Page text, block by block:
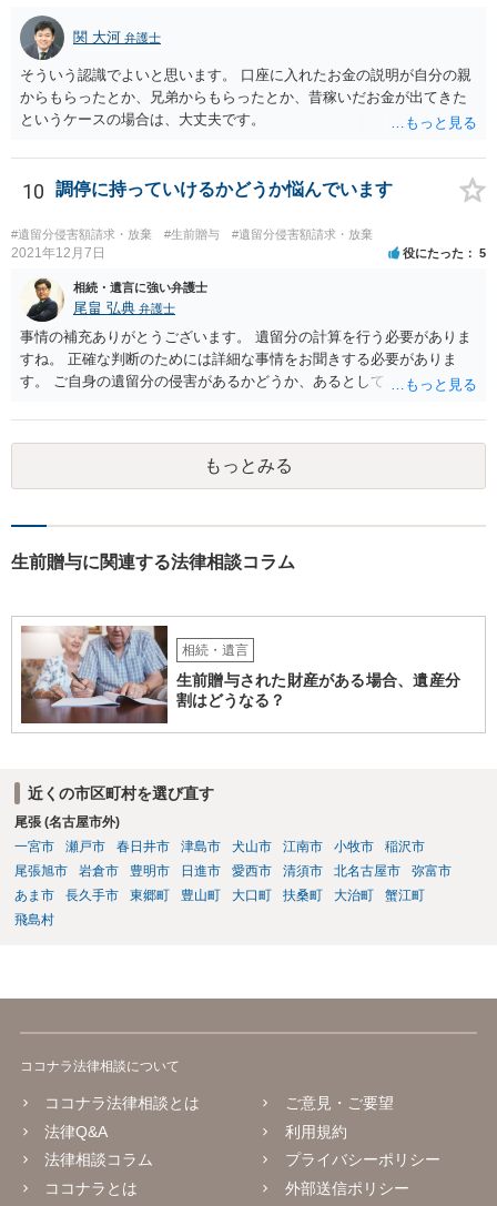
関 大河 弁護士
そういう認識でよいと思います。 口座に入れたお金の説明が自分の親
からもらったとか、兄弟からもらったとか、昔稼いだお金が出てきた
というケースの場合は、大丈夫です。
10 調停に持っていけるかどうか悩んでいます
#遺留分侵害額請求・放棄 #生前贈与 #遺留分侵害額請求・放棄
2021年12月7日 役にたった 5
相続・遺言に強い弁護士
尾畠 弘典 弁護士
事情の補充ありがとうございます。 遺留分の計算を行う必要がありま
すね。 正確な判断のためには詳細な事情をお聞きする必要がありま
す。 ご自身の遺留分の侵害があるかどうか、あるとしてどの程度の金
相談されるのが良いと思います。
もっとみる
生前贈与に関連する法律相談コラム
相続・遺言
生前贈与された財産がある場合、遺産分
割はどうなる？
近くの市区町村を選び直す
尾張 (名古屋市外)
一宮市
瀬戸市 春日井市 津島市 犬山市 江南市 小牧市
稲沢市
尾張旭市
岩倉市 豊明市 日進市 愛西市 清須市 北名古屋市
弥富市
あま市
長久手市 東郷町 豊山町 大口町 扶桑町 大治町
蟹江町
飛島村
ココナラ法律相談について
ココナラ法律相談とは
法律Q&A
法律相談コラム
ココナラとは
ご意見・ご要望
利用規約
プライバシーポリシー
外部送信ポリシー